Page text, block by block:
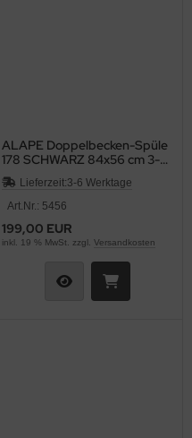
ALAPE Doppelbecken-Spüle
178 SCHWARZ 84x56 cm 3-
HL
Lieferzeit:3-6 Werktage
Art.Nr.: 5456
199,00 EUR
inkl. 19 % MwSt. zzgl. Versandkosten